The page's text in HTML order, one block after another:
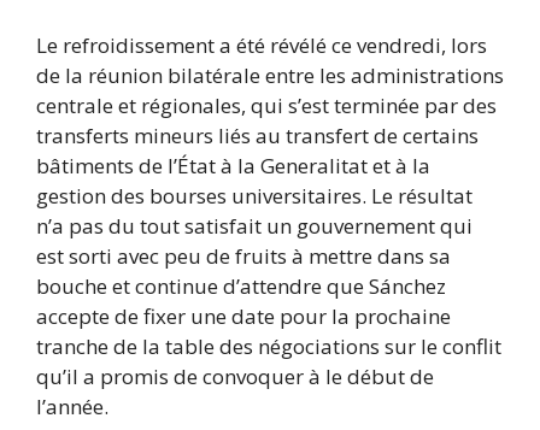
Le refroidissement a été révélé ce vendredi, lors
de la réunion bilatérale entre les administrations
centrale et régionales, qui s’est terminée par des
transferts mineurs liés au transfert de certains
bâtiments de l’État à la Generalitat et à la
gestion des bourses universitaires. Le résultat
n’a pas du tout satisfait un gouvernement qui
est sorti avec peu de fruits à mettre dans sa
bouche et continue d’attendre que Sánchez
accepte de fixer une date pour la prochaine
tranche de la table des négociations sur le conflit
qu’il a promis de convoquer à le début de
l’année.